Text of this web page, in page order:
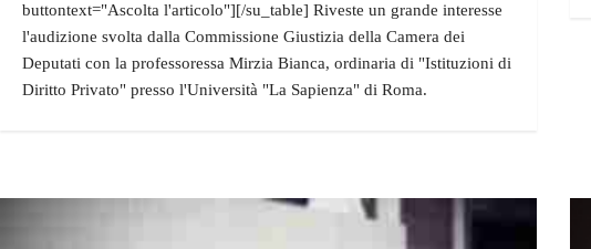
buttontext="Ascolta l'articolo"][/su_table] Riveste un grande interesse
l'audizione svolta dalla Commissione Giustizia della Camera dei
Deputati con la professoressa Mirzia Bianca, ordinaria di "Istituzioni di
Diritto Privato" presso l'Università "La Sapienza" di Roma.